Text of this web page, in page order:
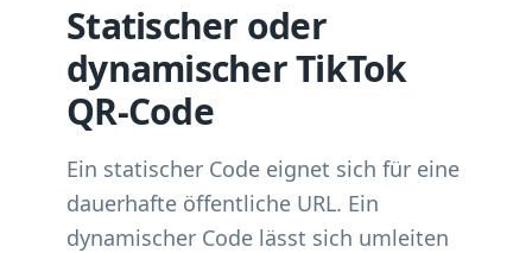
Statischer oder
dynamischer TikTok
QR-Code
Ein statischer Code eignet sich für eine
dauerhafte öffentliche URL. Ein
dynamischer Code lässt sich umleiten